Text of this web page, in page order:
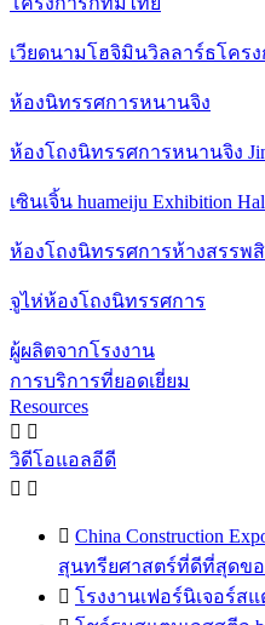
เวียดนามโฮจิมินวิลลาร์ธโครง
ห้องนิทรรศการหนานจิง
ห้องโถงนิทรรศการหนานจิง
เซินเจิ้น huameiju Exhibition
ห้องโถงนิทรรศการห้างสรรพ
จูไห่ห้องโถงนิทรรศการ
ผู้ผลิตจากโรงงาน
การบริการที่ยอดเยี่ยม
Resources
 
วิดีโอแอลอีดี
 
 China Construction
สุนทรียศาสตร์ที่ดีที่สุดขอ
 โรงงานเฟอร์นิเจอร์สแ